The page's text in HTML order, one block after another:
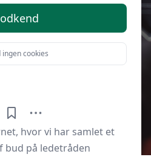
hvor vi har samlet et
bud på ledetråden
ingen cookies